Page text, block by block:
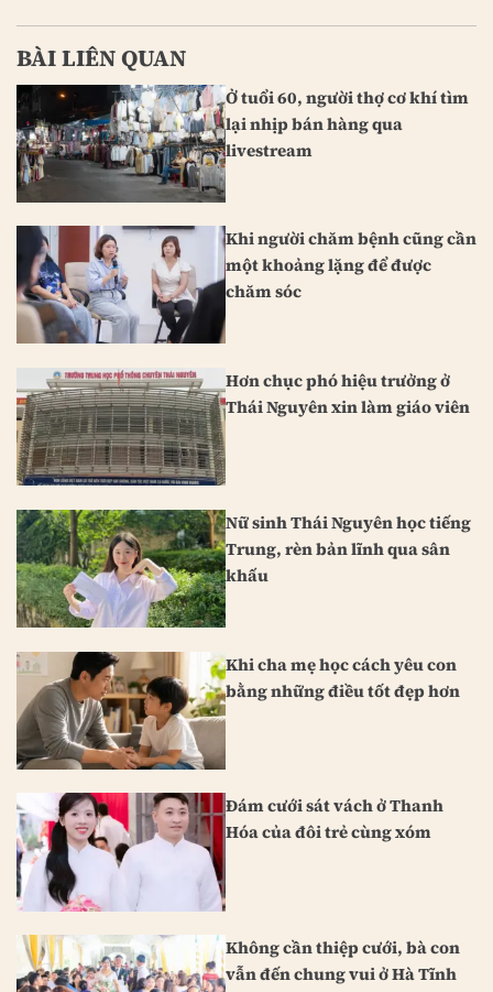
BÀI LIÊN QUAN
Ở tuổi 60, người thợ cơ khí tìm
lại nhịp bán hàng qua
livestream
Khi người chăm bệnh cũng cần
một khoảng lặng để được
chăm sóc
Hơn chục phó hiệu trưởng ở
Thái Nguyên xin làm giáo viên
Nữ sinh Thái Nguyên học tiếng
Trung, rèn bản lĩnh qua sân
khấu
Khi cha mẹ học cách yêu con
bằng những điều tốt đẹp hơn
Đám cưới sát vách ở Thanh
Hóa của đôi trẻ cùng xóm
Không cần thiệp cưới, bà con
vẫn đến chung vui ở Hà Tĩnh